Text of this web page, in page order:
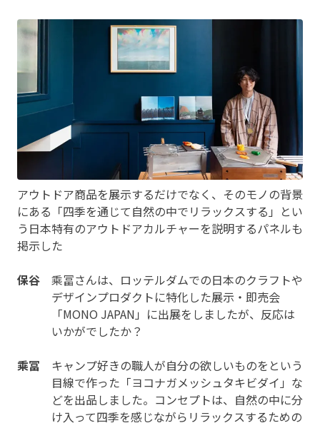
アウトドア商品を展示するだけでなく、そのモノの背景
にある「四季を通じて自然の中でリラックスする」とい
う日本特有のアウトドアカルチャーを説明するパネルも
掲示した
保谷 乘冨さんは、ロッテルダムでの日本のクラフトや
デザインプロダクトに特化した展示・即売会
「MONO JAPAN」に出展をしましたが、反応は
いかがでしたか？
乘冨 キャンプ好きの職人が自分の欲しいものをという
目線で作った「ヨコナガメッシュタキビダイ」な
どを出品しました。コンセプトは、自然の中に分
け入って四季を感じながらリラックスするための